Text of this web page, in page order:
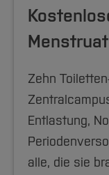
Zehn
Entlastung,
alle, die sie